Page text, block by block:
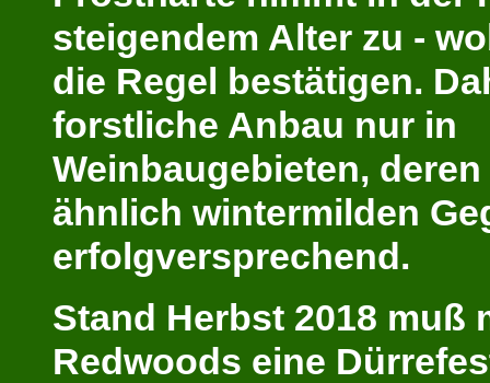
steigendem Alter zu -
die Regel bestätigen.
forstliche Anbau nur in
Weinbaugebieten,
ähnlich wintermilden
erfolgversprechend.
Stand Herbst 2018 muß
Redwoods eine